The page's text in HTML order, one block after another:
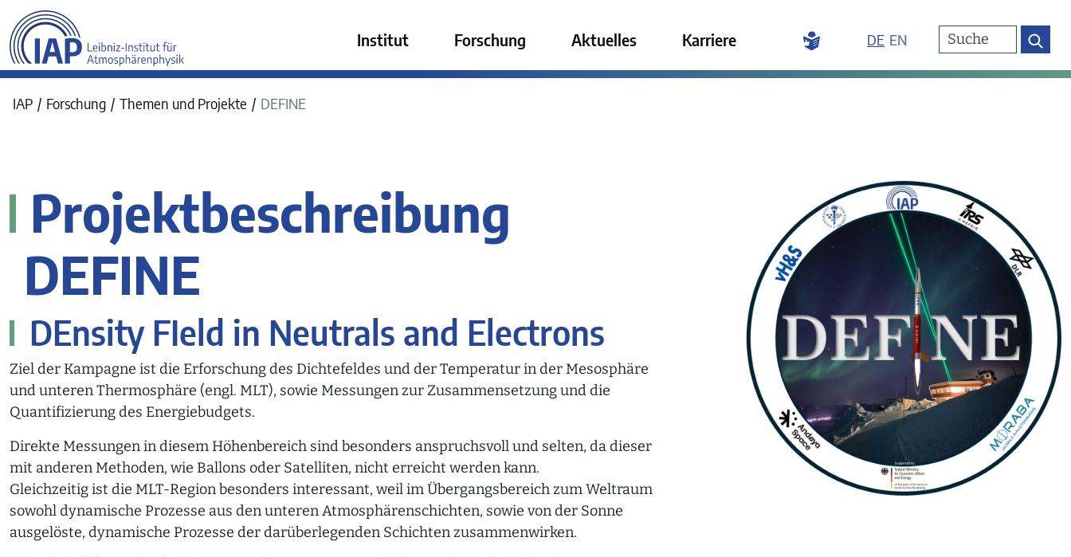
Institut
Forschung Aktuelles Karriere DE EN
IAP Forschung Themen und Projekte DEFINE
Projektbeschreibung
DEFINE
DEnsity FIeld in Neutrals and Electrons
Ziel der Kampagne ist die Erforschung des Dichtefeldes und der Temperatur in der Mesosphäre
und unteren Thermosphäre (engl. MLT), sowie Messungen zur Zusammensetzung und die
Quantifizierung des Energiebudgets.
Direkte Messungen in diesem Höhenbereich sind besonders anspruchsvoll und selten, da dieser
mit anderen Methoden, wie Ballons oder Satelliten, nicht erreicht werden kann.
Gleichzeitig ist die MLT-Region besonders interessant, weil im Übergangsbereich zum Weltraum
sowohl dynamische Prozesse aus den unteren Atmosphärenschichten, sowie von der Sonne
ausgelöste, dynamische Prozesse der darüberlegenden Schichten zusammenwirken.